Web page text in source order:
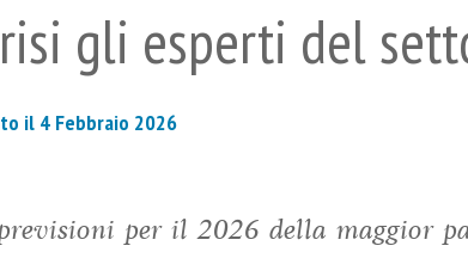
gli esperti del
il 4 Febbraio 2026
per il 2026 della maggior